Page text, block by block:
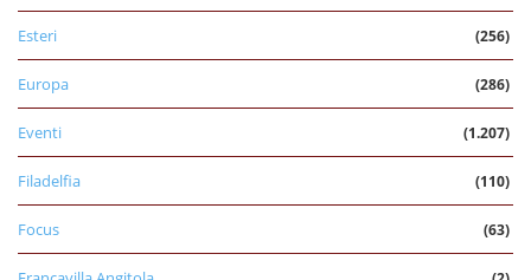
Esteri (256)
Europa (286)
Eventi (1.207)
Filadelfia (110)
Focus (63)